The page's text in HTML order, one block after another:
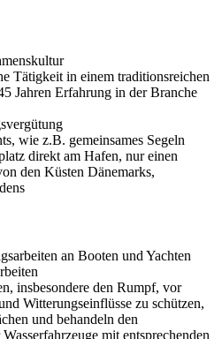
Tätigkeit in einem traditionsreichen
Jahren Erfahrung in der Branche
wie z.B. gemeinsames Segeln
direkt am Hafen, nur einen
den Küsten Dänemarks,
an Booten und Yachten
insbesondere den Rumpf, vor
Witterungseinflüsse zu schützen,
und behandeln den
mit entsprechenden